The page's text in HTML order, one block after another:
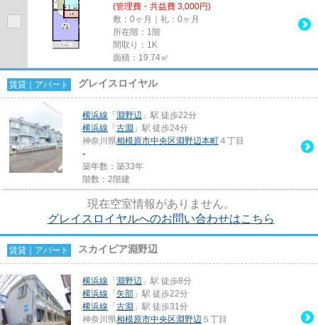
(管理費・共益費 3,000円)
敷：0ヶ月｜礼：0ヶ月
所在階：1階
間取り：1K
面積：19.74㎡
賃貸｜アパート グレイスロイヤル
横浜線 「 淵野辺 」駅 徒歩22分
横浜線 「 古淵 」駅 徒歩24分
神奈川県相模原市中央区淵野辺本町 ４丁目
-
築年数：築33年
階数：2階建
現在空室情報がありません。
グレイスロイヤルへのお問い合わせはこちら
賃貸｜アパート スカイピア淵野辺
横浜線 「 淵野辺 」駅 徒歩8分
横浜線 「 矢部 」駅 徒歩22分
横浜線 「 古淵 」駅 徒歩31分
神奈川県相模原市中央区淵野辺 ５丁目